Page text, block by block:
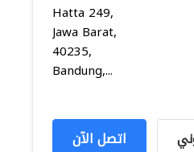
Hatta 249,
Jawa Barat,
40235,
Bandung,...
اتصل الآن